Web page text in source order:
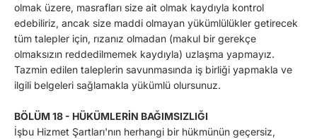
olmak üzere, masrafları size ait olmak kaydıyla kontrol
edebiliriz, ancak size maddi olmayan yükümlülükler getirecek
tüm talepler için, rızanız olmadan (makul bir gerekçe
olmaksızın reddedilmemek kaydıyla) uzlaşma yapmayız.
Tazmin edilen taleplerin savunmasında iş birliği yapmakla ve
ilgili belgeleri sağlamakla yükümlü olursunuz.
BÖLÜM 18 - HÜKÜMLERİN BAĞIMSIZLIĞI
İşbu Hizmet Şartları'nın herhangi bir hükmünün geçersiz,